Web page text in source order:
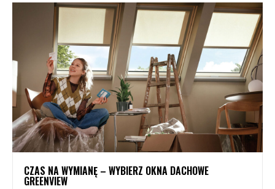
CZAS NA WYMIANĘ – WYBIERZ OKNA DACHOWE
GREENVIEW